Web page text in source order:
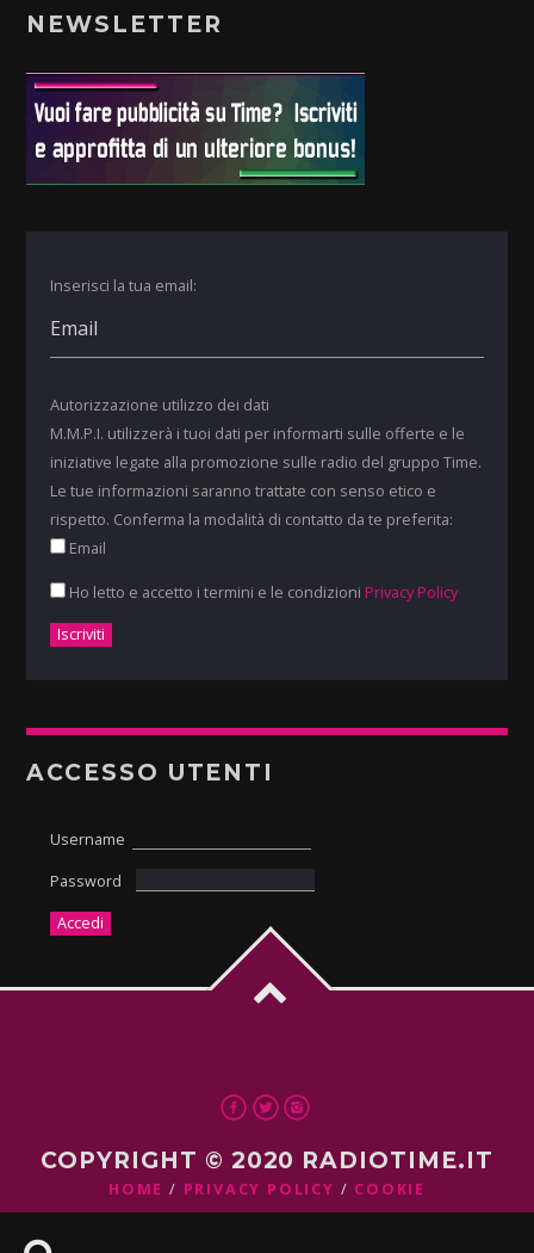
NEWSLETTER
Inserisci la tua email:
Autorizzazione utilizzo dei dati
M.M.P.I. utilizzerà i tuoi dati per informarti sulle offerte e le
iniziative legate alla promozione sulle radio del gruppo Time.
Le tue informazioni saranno trattate con senso etico e
rispetto. Conferma la modalità di contatto da te preferita:
Email
Ho letto e accetto i termini e le condizioni Privacy Policy
ACCESSO UTENTI
Username
Password
COPYRIGHT © 2020 RADIOTIME.IT
HOME PRIVACY POLICY COOKIE